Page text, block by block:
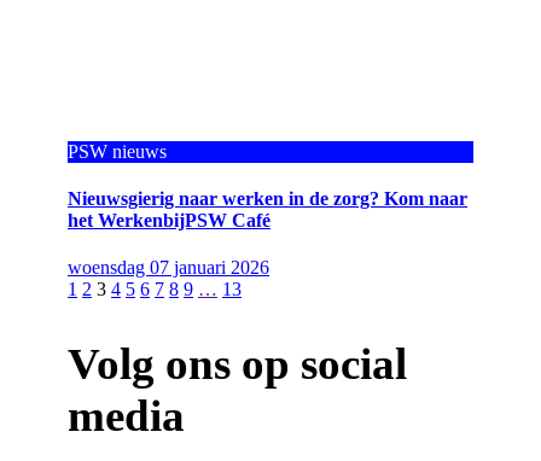
PSW nieuws
Nieuwsgierig naar werken in de zorg? Kom naar
het WerkenbijPSW Café
woensdag 07 januari 2026
1 2 3 4 5 6 7 8 9 … 13
Volg ons op social
media